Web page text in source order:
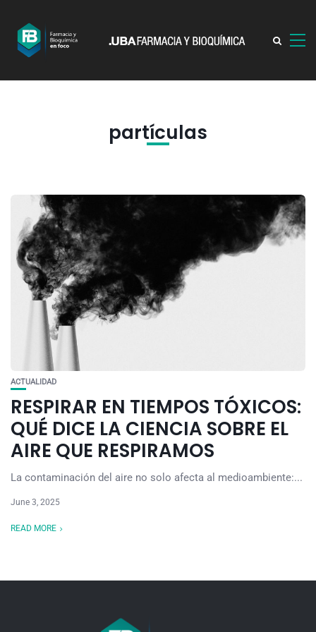
partículas
ACTUALIDAD
RESPIRAR EN TIEMPOS TÓXICOS:
QUÉ DICE LA CIENCIA SOBRE EL
AIRE QUE RESPIRAMOS
La contaminación del aire no solo afecta al medioambiente:...
June 3, 2025
READ MORE